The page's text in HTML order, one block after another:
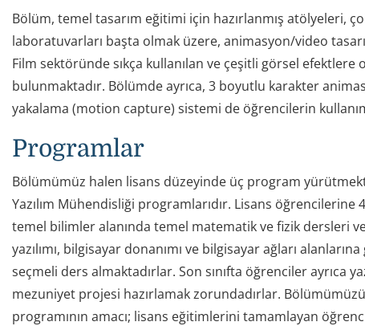
Bölüm, temel tasarım eğitimi için hazırlanmış atölyeleri,
laboratuvarları başta olmak üzere, animasyon/video
Film sektöründe sıkça kullanılan ve çeşitli görsel
bulunmaktadır. Bölümde ayrıca, 3 boyutlu karakter
yakalama (motion capture) sistemi de öğrencilerin
Programlar
Bölümümüz halen lisans düzeyinde üç program
Yazılım Mühendisliği programlarıdır. Lisans öğrencilerine
temel bilimler alanında temel matematik ve fizik dersleri
yazılımı, bilgisayar donanımı ve bilgisayar ağları
seçmeli ders almaktadırlar. Son sınıfta öğrenciler ayrıca
mezuniyet projesi hazırlamak zorundadırlar.
programının amacı; lisans eğitimlerini tamamlayan